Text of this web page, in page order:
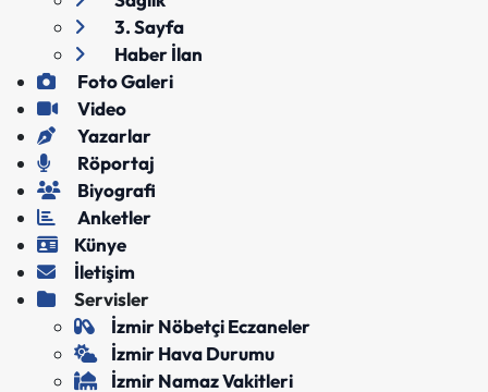
3. Sayfa
Haber İlan
Foto Galeri
Video
Yazarlar
Röportaj
Biyografi
Anketler
Künye
İletişim
Servisler
İzmir Nöbetçi Eczaneler
İzmir Hava Durumu
İzmir Namaz Vakitleri